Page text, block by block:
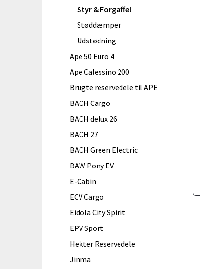
Styr & Forgaffel
Støddæmper
Udstødning
Ape 50 Euro 4
Ape Calessino 200
Brugte reservedele til APE
BACH Cargo
BACH delux 26
BACH 27
BACH Green Electric
BAW Pony EV
E-Cabin
ECV Cargo
Eidola City Spirit
EPV Sport
Hekter Reservedele
Jinma